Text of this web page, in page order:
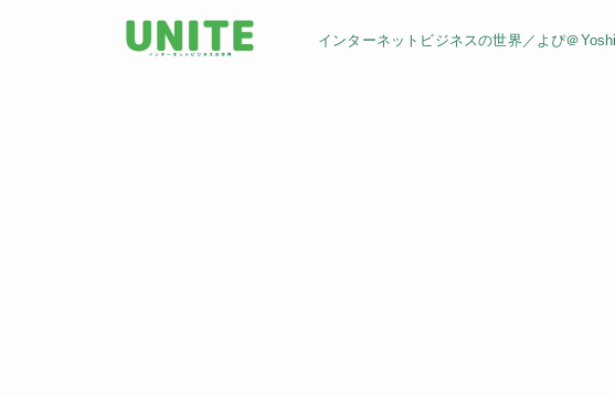
インターネットビジネスの世界／よぴ＠